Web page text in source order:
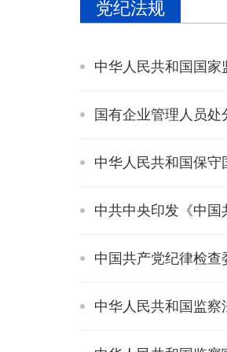
党纪法规
中华人民共和国国家
国有企业管理人员处
中华人民共和国保守
中共中央印发《中国
中国共产党纪律检查
中华人民共和国监察